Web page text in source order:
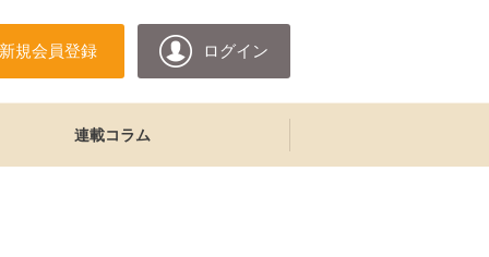
新規会員登録 ログイン
連載コラム